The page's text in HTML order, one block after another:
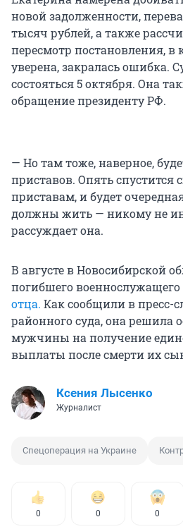
новой задолженности,
тысяч рублей, а также
пересмотр постановления, в
уверена, закралась ошибка.
состояться 5 октября. Она
обращение президенту РФ.
— Но там тоже, наверное,
приставов. Опять спустится
приставам, и будет
должны жить — никому не
рассуждает она.
В августе в Новосибирской
погибшего военнослужащего
отца. Как сообщили в пресс-
районного суда, она решила
мужчины на получение
выплаты после смерти их
Ксения Лысенко
Журналист
Спецоперация на Украине
0 0 0